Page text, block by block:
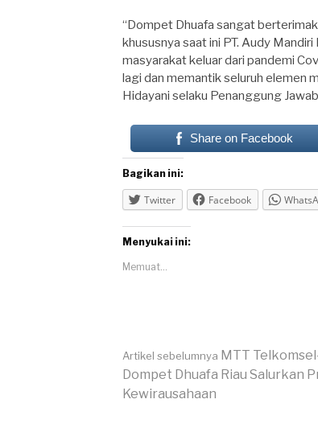
“Dompet Dhuafa sangat
khususnya saat ini PT. Audy
masyarakat keluar dari pandemi
lagi dan memantik seluruh elemen
Hidayani selaku Penanggung
Share on Facebook
Bagikan ini:
Twitter Facebook
Menyukai ini:
Memuat...
Lanjut
Artikel sebelumnya MTT
Dompet Dhuafa Riau Salurkan
Kewirausahaan